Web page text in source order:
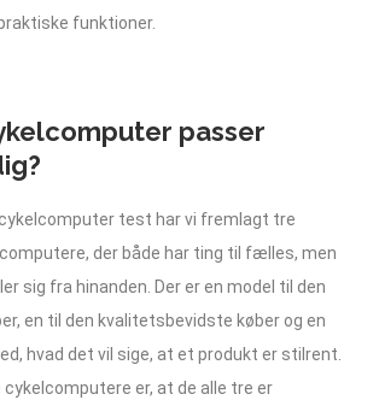
funktioner.
passer
cykelcomputer test har vi fremlagt tre
der både har ting til fælles, men
sig fra hinanden. Der er en model til den
en til den kvalitetsbevidste køber og en
hvad det vil sige, at et produkt er stilrent.
er, at de alle tre er